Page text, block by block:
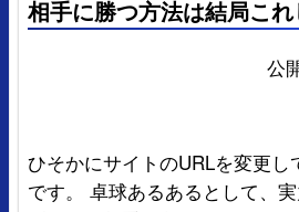
相手に勝つ方法は結局こ
公
ひそかにサイトのURLを変更
です。 卓球あるあるとして、